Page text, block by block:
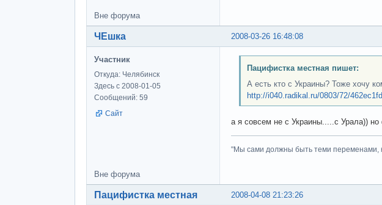
Вне форума
2008-03-26 16:48:08
ЧЕшка
Участник
Откуда: Челябинск
Здесь с 2008-01-05
Сообщений: 59
Сайт
Пацифистка местная пишет:
А есть кто с Украины? Тоже хочу
http://i040.radikal.ru/0803/72/
а я совсем не с Украины.....с Урала))
"Мы сами должны быть теми переменами,
Вне форума
2008-04-08 21:23:26
Пацифистка местная